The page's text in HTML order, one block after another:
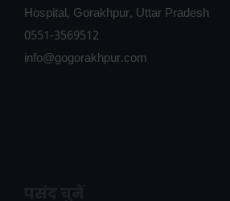
Hospital, Gorakhpur, Uttar Pradesh
0551-3569512
info@gogorakhpur.com